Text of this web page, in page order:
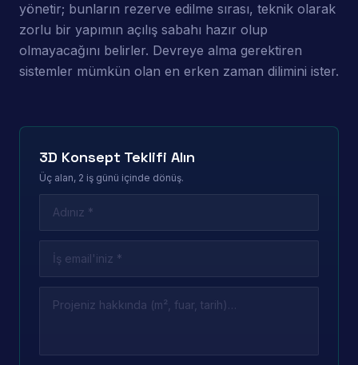
yönetir; bunların rezerve edilme sırası, teknik olarak
zorlu bir yapımın açılış sabahı hazır olup
olmayacağını belirler. Devreye alma gerektiren
sistemler mümkün olan en erken zaman dilimini ister.
3D Konsept Teklifi Alın
Üç alan, 2 iş günü içinde dönüş.